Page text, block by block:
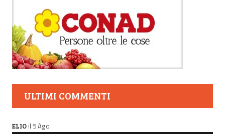
ULTIMI COMMENTI
ELIO il 5 Ago